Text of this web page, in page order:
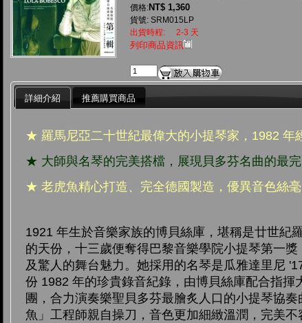
價格:NT$ 1,360
貨號: SRM015LP
出貨時程:
2-3 天
列印商品資訊
詳細介紹 推薦購買商品
★ 羅馬尼亞二十世紀最偉大的小提琴家，1982 年
★ 大師與名琴的完美搭檔，展現貝多芬名曲的最完
★ 老虎魚精心打造、完全德國製造，優異音色絲毫
1921 年生於音樂家族的博貝絲庫，堪稱是廿世紀
的天份，十三歲便奪得巴黎音樂學院小提琴第一
及驚人的舞台魅力。她採用的名琴是瓜雅達里尼
份 1982 年的珍貴錄音紀錄，由博貝絲庫配合指
團，合力演奏樂聖貝多芬最膾炙人口的小提琴協
魚」工程師親自操刀，音色更加細緻溫潤，完美不